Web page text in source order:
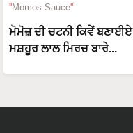
Momos Sauce
ਮੋਮੋਜ਼ ਦੀ ਚਟਨੀ ਕਿਵੇਂ
ਮਸ਼ਹੂਰ ਲਾਲ ਮਿਰਚ ਬਾਰੇ...